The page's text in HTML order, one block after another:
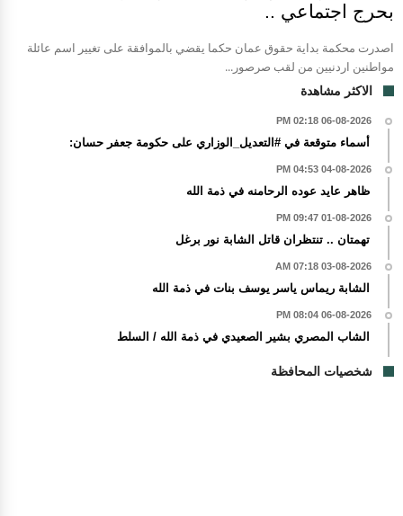
بحرج اجتماعي ..
اصدرت محكمة بداية حقوق عمان حكما يقضي بالموافقة على تغيير اسم عائلة
مواطنين اردنيين من لقب صرصور...
الاكثر مشاهدة
06-08-2026 02:18 PM
أسماء متوقعة في #التعديل_الوزاري على حكومة جعفر حسان:
04-08-2026 04:53 PM
ظاهر عايد عوده الرحامنه في ذمة الله
01-08-2026 09:47 PM
تهمتان .. تنتظران قاتل الشابة نور برغل
03-08-2026 07:18 AM
الشابة ريماس ياسر يوسف بنات في ذمة الله
06-08-2026 08:04 PM
الشاب المصري بشير الصعيدي في ذمة الله / السلط
شخصيات المحافظة